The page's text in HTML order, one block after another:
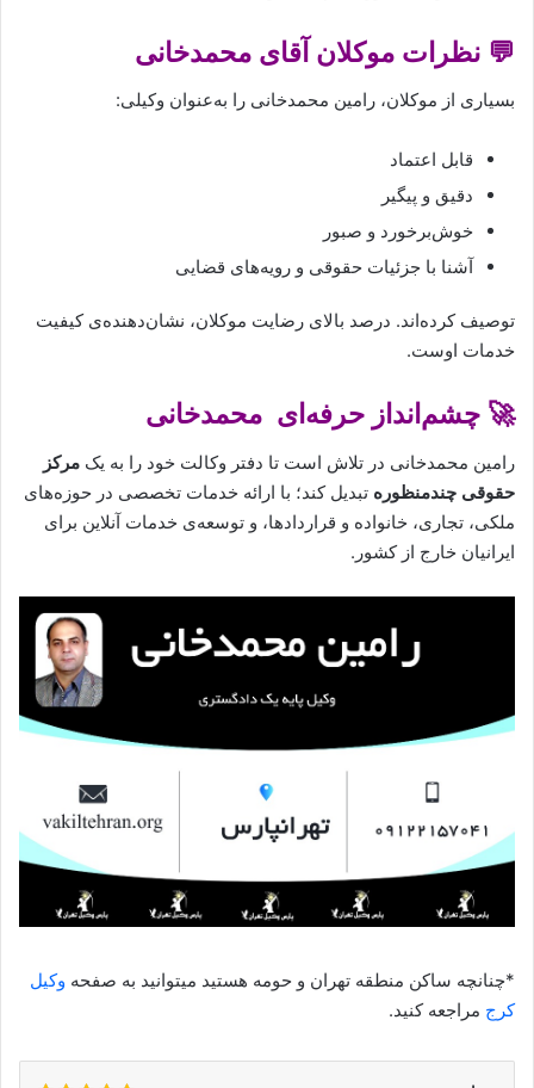
💬 نظرات موکلان آقای محمدخانی
بسیاری از موکلان، رامین محمدخانی را به‌عنوان وکیلی:
قابل اعتماد
دقیق و پیگیر
خوش‌برخورد و صبور
آشنا با جزئیات حقوقی و رویه‌های قضایی
توصیف کرده‌اند. درصد بالای رضایت موکلان، نشان‌دهنده‌ی کیفیت
خدمات اوست.
🚀 چشم‌انداز حرفه‌ای محمدخانی
رامین محمدخانی در تلاش است تا دفتر وکالت خود را به یک مرکز
حقوقی چندمنظوره تبدیل کند؛ با ارائه خدمات تخصصی در حوزه‌های
ملکی، تجاری، خانواده و قراردادها، و توسعه‌ی خدمات آنلاین برای
ایرانیان خارج از کشور.
*چنانچه ساکن منطقه تهران و حومه هستید میتوانید به صفحه وکیل
کرج مراجعه کنید.